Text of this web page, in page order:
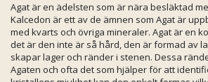
Agat är en ädelsten som är nära besläktad
Kalcedon är ett av de ämnen som Agat är
med kvarts och övriga mineraler. Agat är en
det är den inte är så hård, den är formad av
skapar lager och ränder i stenen. Dessa
Agaten och ofta det som hjälper för att